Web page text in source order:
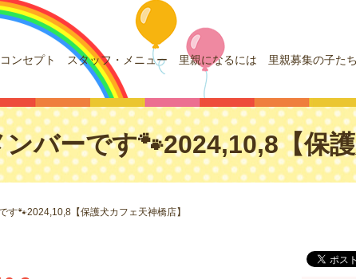
コンセプト スタッフ・メニュー 里親になるには 里親募集の子たち
バーです🐾2024,10,8【保
🐾2024,10,8【保護犬カフェ天神橋店】